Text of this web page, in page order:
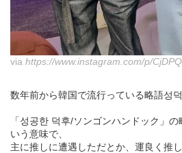
via https://www.instagram.com/p/
数年前から韓国で流行っている略語성덕
「성공한 덕후/ソンゴンハンドック」
いう意味で、
主に推しに遭遇しただとか、運良く推